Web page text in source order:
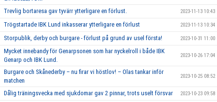
Trevlig bortaresa gav tyvärr ytterligare en förlust. 2023-11-13 10:43
Trögstartade IBK Lund inkasserar ytterligare en förlust 2023-11-13 10:34
Storpublik, derby och burgare - förlust på grund av usel första! 2023-10-31 11:00
Mycket innebandy för Genarpsonen som har nyckelroll i både IBK
Genarp och IBK Lund.
2023-10-26 17:04
Burgare och Skånederby – nu firar vi höstlov! – Olas tankar inför
matchen
2023-10-25 08:52
Dålig träningsvecka med sjukdomar gav 2 pinnar, trots uselt försvar 2023-10-23 09:58